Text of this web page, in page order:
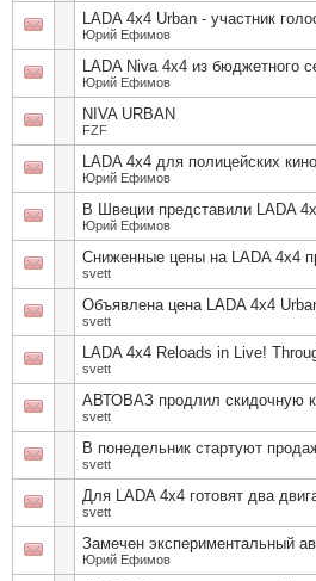
LADA 4x4 Urban - участник
Юрий Ефимов
LADA Niva 4x4 из бюджетного
Юрий Ефимов
NIVA URBAN
FZF
LADA 4x4 для полицейских
Юрий Ефимов
В Швеции представили LADA
Юрий Ефимов
Сниженные цены на LADA 4x4
svett
Объявлена цена LADA 4x4
svett
LADA 4x4 Reloads in Live!
svett
АВТОВАЗ продлил скидочную
svett
В понедельник стартуют
svett
Для LADA 4х4 готовят два
svett
Замечен экспериментальный
Юрий Ефимов